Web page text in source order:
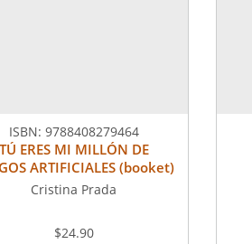
ISBN: 9788408279464
ERES MI MILLÓN DE
ARTIFICIALES (booket)
Cristina Prada
$24.90